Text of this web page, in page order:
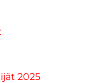
2025